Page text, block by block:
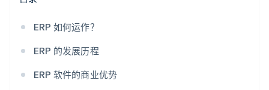
ERP 如何运作？
ERP 的发展历程
ERP 软件的商业优势